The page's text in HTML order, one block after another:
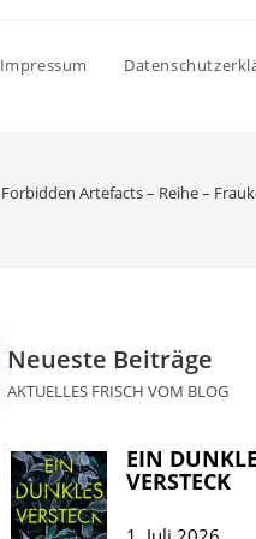
Impressum
Forbidden Artefacts – Reihe –
Neueste Beiträge
AKTUELLES FRISCH VOM BLOG
EIN
VERSTECK